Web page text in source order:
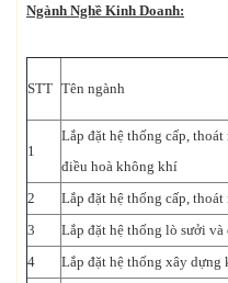
Ngành Nghề Kinh Doanh:
STT Tên ngành
1
Lắp đặt hệ thống cấp,
điều hoà không khí
2 Lắp đặt hệ thống cấp, thoát
3
Lắp đặt hệ thống lò sưởi
4
Lắp đặt hệ thống xây dựng